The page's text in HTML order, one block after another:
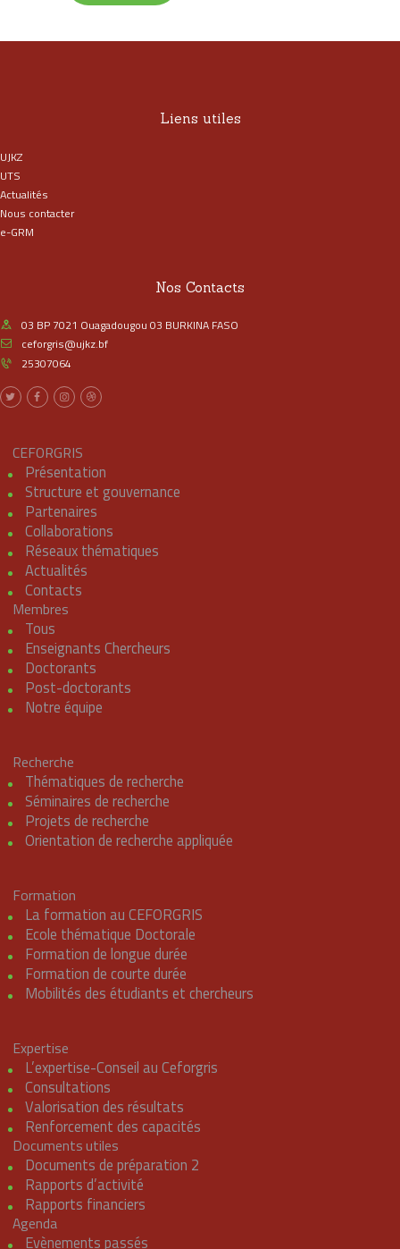
Liens utiles
UJKZ
UTS
Actualités
Nous contacter
e-GRM
Nos Contacts
03 BP 7021 Ouagadougou 03 BURKINA FASO
ceforgris@ujkz.bf
25307064
CEFORGRIS
Présentation
Structure et gouvernance
Partenaires
Collaborations
Réseaux thématiques
Actualités
Contacts
Membres
Tous
Enseignants Chercheurs
Doctorants
Post-doctorants
Notre équipe
Recherche
Thématiques de recherche
Séminaires de recherche
Projets de recherche
Orientation de recherche appliquée
Formation
La formation au CEFORGRIS
Ecole thématique Doctorale
Formation de longue durée
Formation de courte durée
Mobilités des étudiants et chercheurs
Expertise
L’expertise-Conseil au Ceforgris
Consultations
Valorisation des résultats
Renforcement des capacités
Documents utiles
Documents de préparation 2
Rapports d’activité
Rapports financiers
Agenda
Evènements passés